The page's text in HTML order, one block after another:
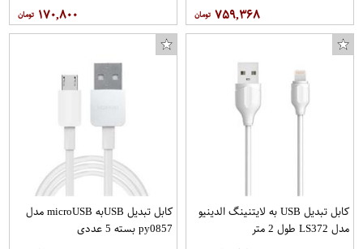
۷۵۹,۳۶۸ ۱۷۰,۸۰۰
کابل تبدیل USB به لایتنینگ الدینیو
مدل LS372 طول 2 متر
کابل تبدیل USBبه microUSB مدل
py0857 بسته 5 عددی